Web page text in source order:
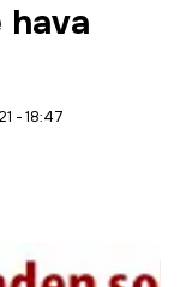
hava
- 18:47